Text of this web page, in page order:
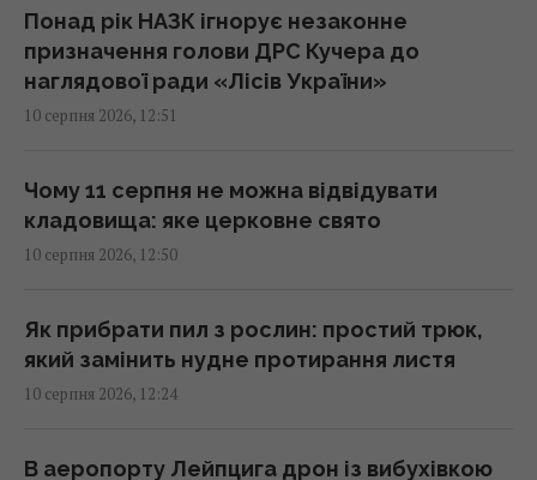
Складаю листя вишні в пакет і в морозилку:
взимку воно допомагає краще, ніж мед і
лимон
13:30 понеділок, 10 серпня 2026
USB-C у смартфоні вміє більше, ніж просто
заряджати: 8 корисних функцій
13:30 понеділок, 10 серпня 2026
С-300 не замінить Patriot, але може
підсилити нашу систему ППО, - Тимочко
13:19 понеділок, 10 серпня 2026
Електромобілі швидко втрачають у
Понад рік НАЗК ігнорує незаконне
призначення голови ДРС Кучера до
наглядової ради «Лісів України»
10 серпня 2026, 12:51
Чому 11 серпня не можна відвідувати
кладовища: яке церковне свято
10 серпня 2026, 12:50
Як прибрати пил з рослин: простий трюк,
який замінить нудне протирання листя
10 серпня 2026, 12:24
В аеропорту Лейпцига дрон із вибухівкою